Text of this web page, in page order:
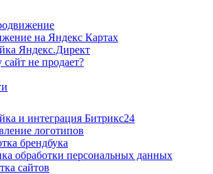
на Яндекс Картах
Яндекс.Директ
не продает?
и интеграция Битрикс24
логотипов
брендбука
обработки персональных данных
сайтов